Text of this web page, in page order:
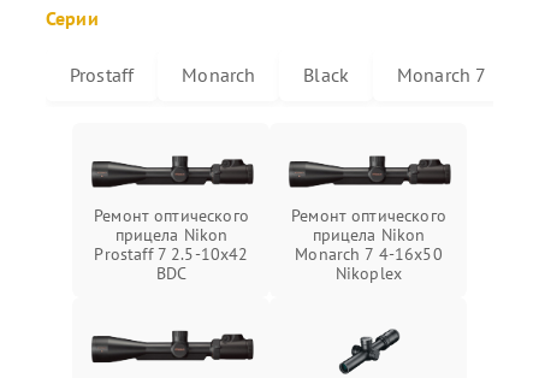
Серии
Prostaff Monarch Black Monarch 7
Ремонт оптического
прицела Nikon
Prostaff 7 2.5-10x42
BDC
Ремонт оптического
прицела Nikon
Monarch 7 4-16x50
Nikoplex